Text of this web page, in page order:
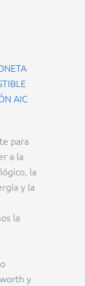
AIC
para
a la
la
y la
la
y